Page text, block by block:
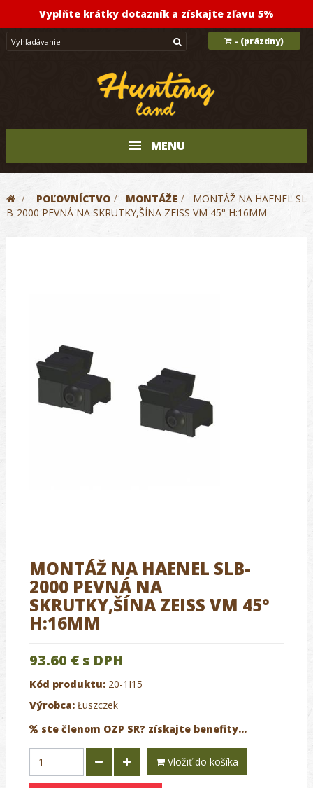
Vyplňte krátky dotazník a získajte zľavu 5%
- (prázdny)
MENU
> POĽOVNÍCTVO > MONTÁŽE >
MONTÁŽ NA HAENEL SL
B-2000 PEVNÁ NA SKRUTKY,ŠÍNA ZEISS VM 45° H:16MM
MONTÁŽ NA HAENEL SLB-
2000 PEVNÁ NA
SKRUTKY,ŠÍNA ZEISS VM 45°
H:16MM
93.60 € s DPH
Kód produktu: 20-1I15
Výrobca: Łuszczek
ste členom OZP SR? získajte benefity...
Vložiť do košíka